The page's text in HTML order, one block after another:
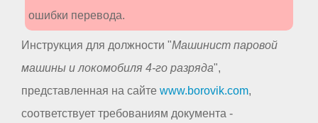
ошибки перевода.
Инструкция для должности "Машинист паровой
машины и локомобиля 4-го разряда",
представленная на сайте www.borovik.com,
соответствует требованиям документа -